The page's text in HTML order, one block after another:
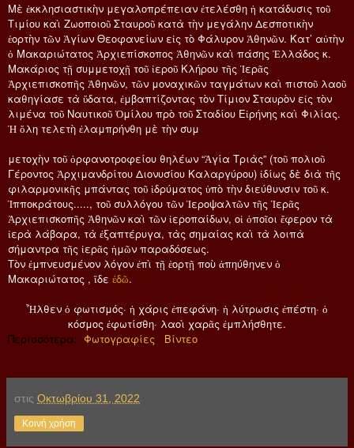
Μὲ ἐκκλησιαστικὴν μεγαλοπρέπειαν ἐτελέσθη ἡ κατάδυσις τοῦ
Τιμίου καὶ Ζωοποιοῦ Σταυροῦ κατὰ τὴν μεγάλην Δεσποτικὴν
ἑορτὴν τῶν Ἁγίων Θεοφανείων εἰς τὸ Φάλυρον Ἀθηνῶν. Κατ’ αὐτὴν
ὁ Μακαριώτατος Ἀρχιεπίσκοπος Ἀθηνῶν καὶ πάσης Ἑλλάδος κ.
Μακάριος τῇ συμμετοχῇ τοῦ ἱεροῦ Κλήρου τῆς Ἱερᾶς
Ἀρχιεπισκοπῆς Ἀθηνῶν, τῶν μοναχικῶν ταγμάτων καὶ πιστοῦ λαοῦ
καθηγίασε τὰ ὕδατα, ἐμβαπτίζοντας τὸν Τίμιον Σταυρὸν εἰς τὸν
λιμένα τοῦ Ναυτικοῦ Ὀμίλου πρὸ τοῦ Σταδίου Εἰρήνης καὶ Φιλίας.
Ἡ ὅλη τελετὴ ἐλαμπρήνθη μὲ τὴν συμ
μετοχὴν τοῦ ὀρφανοτροφείου θηλέων “Ἁγία Τριὰς” (τοῦ πολιοῦ
Γέροντος Ἀρχιμανδρίτου Διονυσίου Καλαργύρου) ἰδίως δὲ διὰ τῆς
φιλαρμονικῆς μπάντας τοῦ ἱδρύματος ὑπὸ τὴν διεύθυνσιν τοῦ κ.
Ἰπποκράτους....., τοῦ συλλόγου τῶν Ἱεροψαλτῶν τῆς Ἱερᾶς
Ἀρχιεπισκοπῆς Ἀθηνῶν καὶ τῶν ἱεροπαίδων, οἱ ὁποῖοι ἔφερον τὰ
ἱερὰ λάβαρα, τὰ ἐξαπτέρυγα, τὰς σημαίας καὶ τὰ λοιπὰ
σήμαντρα τῆς ἱερᾶς ἡμῶν παραδόσεως.
Τὸν ἐμπνευσμένον λόγον ἐπὶ τῇ ἑορτῇ ποὺ ἀπηύθηνεν ὁ
Μακαριώτατος , ἴδε ἐδῶ.
Ἦλθεν ὁ φωτισμός· ἡ χάρις ἐπεφάνη· ἡ λύτρωσις ἐπέστη· ὁ
κόσμος ἐφωτίσθη· λαοὶ χαρᾶς ἐμπλήσθητε.
Περισσότερα: Φωτογραφίες, Βίντεο
στις Οκτωβρίου 31, 2022
Κοινή χρήση